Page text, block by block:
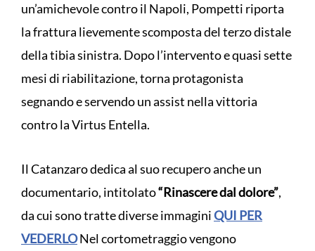
un’amichevole contro il Napoli, Pompetti riporta
la frattura lievemente scomposta del terzo distale
della tibia sinistra. Dopo l’intervento e quasi sette
mesi di riabilitazione, torna protagonista
segnando e servendo un assist nella vittoria
contro la Virtus Entella.
Il Catanzaro dedica al suo recupero anche un
documentario, intitolato“Rinascere dal dolore”,
da cui sono tratte diverse immaginiQUI PER
VEDERLONel cortometraggio vengono